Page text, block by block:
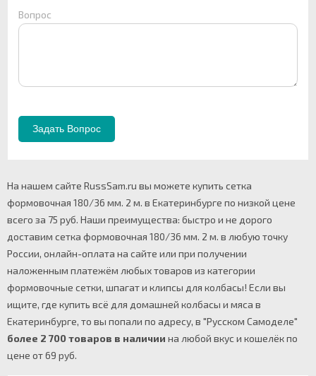
Вопрос
На нашем сайте RussSam.ru вы можете купить сетка
формовочная 180/36 мм. 2 м. в Екатеринбурге по низкой цене
всего за 75 руб. Наши преимущества: быстро и не дорого
доставим сетка формовочная 180/36 мм. 2 м. в любую точку
России, онлайн-оплата на сайте или при получении
наложенным платежём любых товаров из категории
формовочные сетки, шпагат и клипсы для колбасы! Если вы
ищите, где купить всё для домашней колбасы и мяса в
Екатеринбурге, то вы попали по адресу, в "Русском Самоделе"
более 2 700 товаров в наличии на любой вкус и кошелёк по
цене от 69 руб.